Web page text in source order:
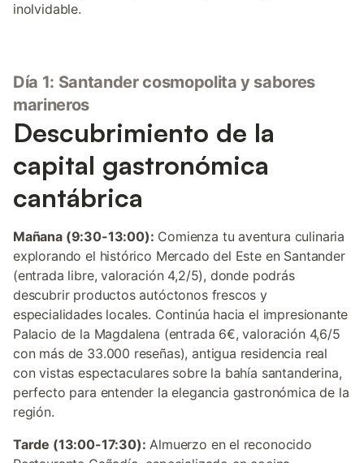
inolvidable.
Día 1: Santander cosmopolita y sabores
marineros
Descubrimiento de la
capital gastronómica
cantábrica
Mañana (9:30-13:00): Comienza tu aventura culinaria
explorando el histórico Mercado del Este en Santander
(entrada libre, valoración 4,2/5), donde podrás
descubrir productos autóctonos frescos y
especialidades locales. Continúa hacia el impresionante
Palacio de la Magdalena (entrada 6€, valoración 4,6/5
con más de 33.000 reseñas), antigua residencia real
con vistas espectaculares sobre la bahía santanderina,
perfecto para entender la elegancia gastronómica de la
región.
Tarde (13:00-17:30): Almuerzo en el reconocido